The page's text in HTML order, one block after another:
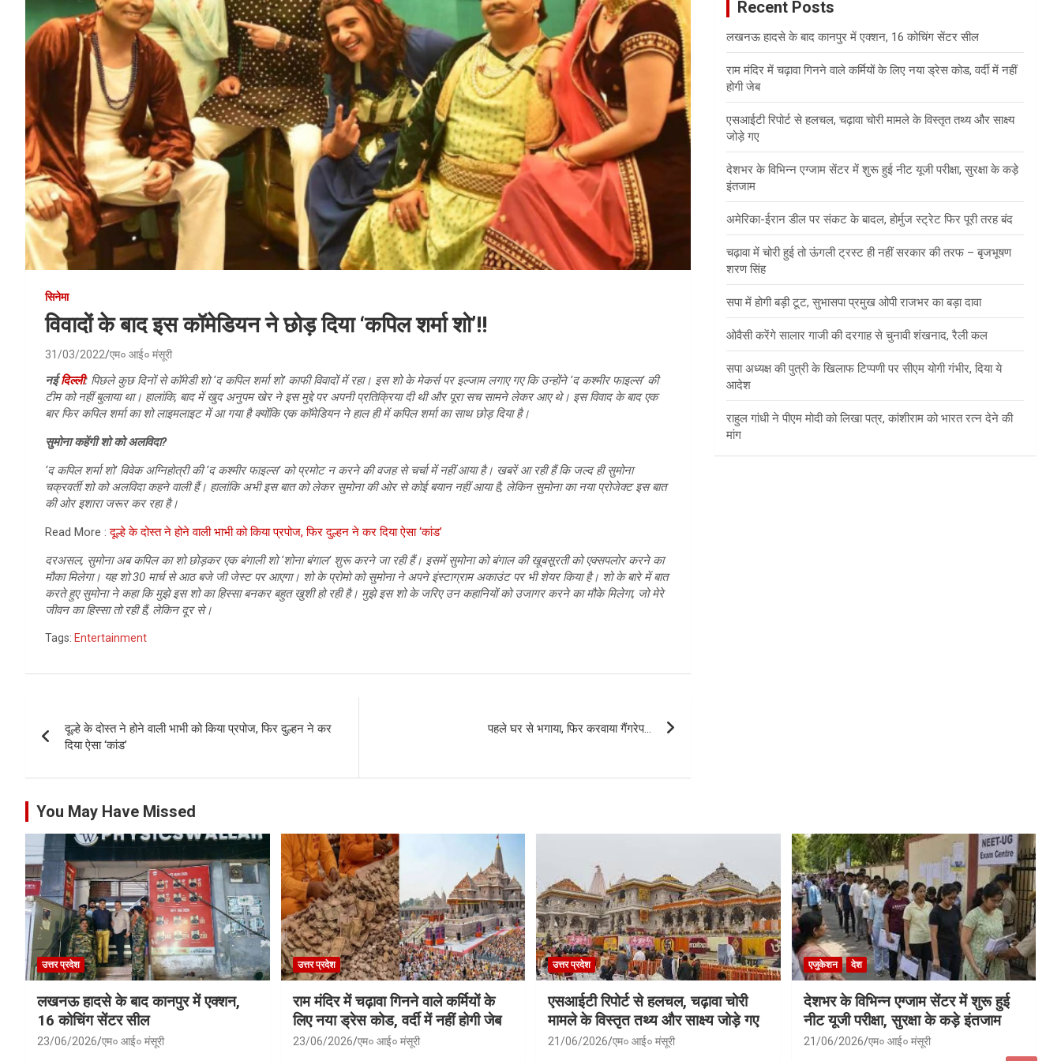
सिनेमा
विवादों के बाद इस कॉमेडियन ने छोड़ दिया ‘कपिल शर्मा शो’!!
31/03/2022 एम० आई० मंसूरी
नईदिल्ली: पिछले कुछ दिनों से कॉमेडी शो ‘द कपिल शर्मा शो’ काफी विवादों में रहा। इस शो के मेकर्स पर इल्जाम लगाए गए कि उन्होंने ‘द कश्मीर फाइल्स’ की
टीम को नहीं बुलाया था। हालांकि, बाद में खुद अनुपम खेर ने इस मुद्दे पर अपनी प्रतिक्रिया दी थी और पूरा सच सामने लेकर आए थे। इस विवाद के बाद एक
बार फिर कपिल शर्मा का शो लाइमलाइट में आ गया है क्योंकि एक कॉमेडियन ने हाल ही में कपिल शर्मा का साथ छोड़ दिया है।
सुमोना कहेंगी शो को अलविदा?
‘द कपिल शर्मा शो’ विवेक अग्निहोत्री की ‘द कश्मीर फाइल्स’ को प्रमोट न करने की वजह से चर्चा में नहीं आया है। खबरें आ रही हैं कि जल्द ही सुमोना
चक्रवर्ती शो को अलविदा कहने वाली हैं। हालांकि अभी इस बात को लेकर सुमोना की ओर से कोई बयान नहीं आया है, लेकिन सुमोना का नया प्रोजेक्ट इस बात
की ओर इशारा जरूर कर रहा है।
Read More :दूल्हे के दोस्त ने होने वाली भाभी को किया प्रपोज, फिर दुल्हन ने कर दिया ऐसा ‘कांड’
दरअसल, सुमोना अब कपिल का शो छोड़कर एक बंगाली शो ‘शोना बंगाल’ शुरू करने जा रही हैं। इसमें सुमोना को बंगाल की खूबसूरती को एक्सपलोर करने का
मौका मिलेगा। यह शो 30 मार्च से आठ बजे जी जेस्ट पर आएगा। शो के प्रोमो को सुमोना ने अपने इंस्टाग्राम अकाउंट पर भी शेयर किया है। शो के बारे में बात
करते हुए सुमोना ने कहा कि मुझे इस शो का हिस्सा बनकर बहुत खुशी हो रही है। मुझे इस शो के जरिए उन कहानियों को उजागर करने का मौके मिलेगा, जो मेरे
जीवन का हिस्सा तो रही हैं, लेकिन दूर से।
Tags: Entertainment
navigation
दूल्हे के दोस्त ने होने वाली भाभी को किया प्रपोज, फिर दुल्हन ने कर
दिया ऐसा ‘कांड’
पहले घर से भगाया, फिर करवाया गैंगरेप…
Recent Posts
लखनऊ हादसे के बाद कानपुर में एक्शन, 16 कोचिंग सेंटर सील
राम मंदिर में चढ़ावा गिनने वाले कर्मियों के लिए नया ड्रेस कोड, वर्दी में नहीं
होगी जेब
एसआईटी रिपोर्ट से हलचल, चढ़ावा चोरी मामले के विस्तृत तथ्य और साक्ष्य
जोड़े गए
देशभर के विभिन्न एग्जाम सेंटर में शुरू हुई नीट यूजी परीक्षा, सुरक्षा के कड़े
इंतजाम
अमेरिका-ईरान डील पर संकट के बादल, होर्मुज स्ट्रेट फिर पूरी तरह बंद
चढ़ावा में चोरी हुई तो ऊंगली ट्रस्ट ही नहीं सरकार की तरफ – बृजभूषण
शरण सिंह
सपा में होगी बड़ी टूट, सुभासपा प्रमुख ओपी राजभर का बड़ा दावा
ओवैसी करेंगे सालार गाजी की दरगाह से चुनावी शंखनाद, रैली कल
सपा अध्यक्ष की पुत्री के खिलाफ टिप्पणी पर सीएम योगी गंभीर, दिया ये
आदेश
राहुल गांधी ने पीएम मोदी को लिखा पत्र, कांशीराम को भारत रत्न देने की
मांग
You May Have Missed
उत्तर प्रदेश
लखनऊ हादसे के बाद कानपुर में एक्शन,
16 कोचिंग सेंटर सील
23/06/2026 एम० आई० मंसूरी
उत्तर प्रदेश
राम मंदिर में चढ़ावा गिनने वाले कर्मियों के
लिए नया ड्रेस कोड, वर्दी में नहीं होगी जेब
23/06/2026 एम० आई० मंसूरी
उत्तर प्रदेश
एसआईटी रिपोर्ट से हलचल, चढ़ावा चोरी
मामले के विस्तृत तथ्य और साक्ष्य जोड़े गए
21/06/2026 एम० आई० मंसूरी
एजुकेशन देश
देशभर के विभिन्न एग्जाम सेंटर में शुरू हुई
नीट यूजी परीक्षा, सुरक्षा के कड़े इंतजाम
21/06/2026 एम० आई० मंसूरी